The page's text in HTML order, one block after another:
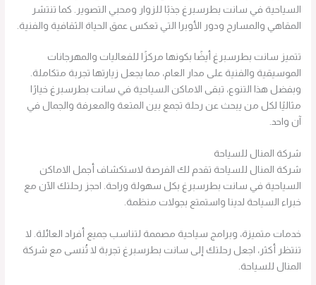
السياحية في سانت بطرسبرغ جذبًا للزوار ومحبي التصوير. كما تنتشر
المقاهي والمسارح ودور الأوبرا التي تعكس عمق الحياة الثقافية والفنية.
تتميز سانت بطرسبرغ أيضًا بكونها مركزًا للفعاليات والمهرجانات
الموسيقية والفنية على مدار العام، مما يجعل زيارتها تجربة متكاملة.
وبفضل هذا التنوع، تبقى الاماكن السياحية في سانت بطرسبرغ خيارًا
مثاليًا لكل من يبحث عن رحلة تجمع بين المتعة والمعرفة والجمال في
آن واحد.
شركة المنال للسياحة
شركة المنال للسياحة تقدم لك الفرصة لاستكشاف أجمل الاماكن
السياحية في سانت بطرسبرغ بكل سهولة وراحة. احجز رحلتك الآن مع
خبراء السياحة لدينا واستمتع بجولات منظمة.
خدمات متميزة، وبرامج سياحية مصممة لتناسب جميع أفراد العائلة. لا
تنتظر أكثر، اجعل رحلتك إلى سانت بطرسبرغ تجربة لا تُنسى مع شركة
المنال للسياحة.